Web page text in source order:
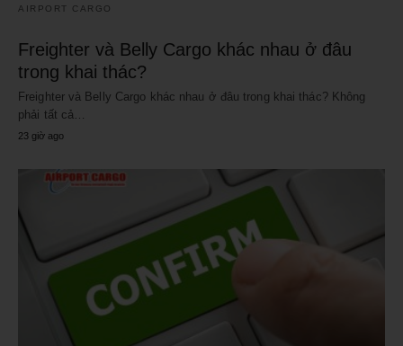
AIRPORT CARGO
Freighter và Belly Cargo khác nhau ở đâu
trong khai thác?
Freighter và Belly Cargo khác nhau ở đâu trong khai thác? Không
phải tất cả…
23 giờ ago